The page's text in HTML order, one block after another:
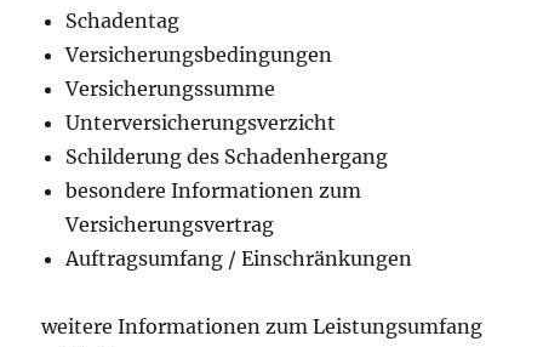
Schadentag
Versicherungsbedingungen
Versicherungssumme
Unterversicherungsverzicht
Schilderung des Schadenhergang
besondere Informationen zum
Versicherungsvertrag
Auftragsumfang / Einschränkungen
weitere Informationen zum Leistungsumfang